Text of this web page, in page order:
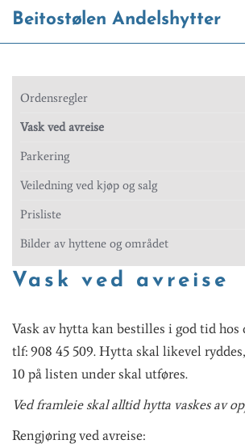
Beitostølen Andelshytter
Ordensregler
Vask ved avreise
Parkering
Veiledning ved kjøp og salg
Prisliste
Bilder av hyttene og området
Vask ved avreise
Vask av hytta kan bestilles i god tid hos
tlf: 908 45 509. Hytta skal likevel
10 på listen under skal utføres.
Ved framleie skal alltid hytta vaskes av
Rengjøring ved avreise: